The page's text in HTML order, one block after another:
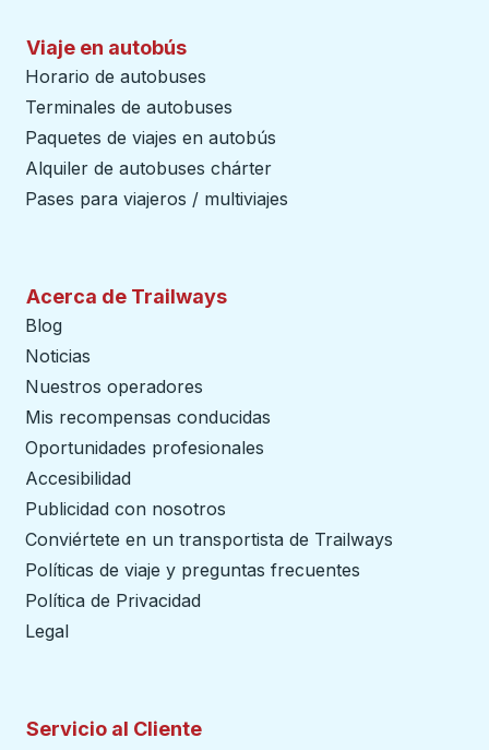
Viaje en autobús
Horario de autobuses
Terminales de autobuses
Paquetes de viajes en autobús
Alquiler de autobuses chárter
Pases para viajeros / multiviajes
Acerca de Trailways
Blog
Noticias
Nuestros operadores
Mis recompensas conducidas
Oportunidades profesionales
Accesibilidad
Publicidad con nosotros
Conviértete en un transportista de Trailways
Políticas de viaje y preguntas frecuentes
Política de Privacidad
Legal
Servicio al Cliente